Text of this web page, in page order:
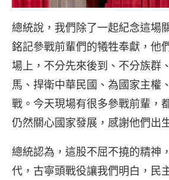
總統說，我們除了一起紀念這場
銘記參戰前輩們的犧牲奉獻，他
場上，不分先來後到、不分族群
馬、捍衛中華民國、為國家主權
戰。今天現場有很多參戰前輩，
仍然關心國家發展，感謝他們出
總統認為，這股不屈不撓的精神
代，古寧頭戰役讓我們明白，民